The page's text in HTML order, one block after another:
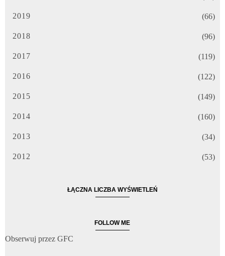
2019 (66)
2018 (96)
2017 (119)
2016 (122)
2015 (149)
2014 (160)
2013 (34)
2012 (53)
ŁĄCZNA LICZBA WYŚWIETLEŃ
FOLLOW ME
Obserwuj przez GFC